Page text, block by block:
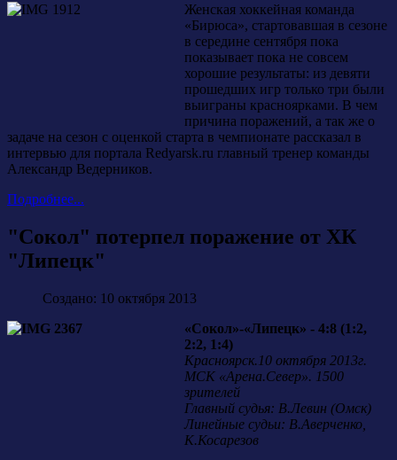
Женская хоккейная команда
«Бирюса», стартовавшая в сезоне
в середине сентября пока
показывает пока не совсем
хорошие результаты: из девяти
прошедших игр только три были
выиграны красноярками. В чем
причина поражений, а так же о
задаче на сезон с оценкой старта в чемпионате рассказал в
интервью для портала Redyarsk.ru главный тренер команды
Александр Ведерников.
Подробнее...
"Сокол" потерпел поражение от ХК
"Липецк"
Создано: 10 октября 2013
«Сокол»-«Липецк» - 4:8 (1:2,
2:2, 1:4)
Красноярск.10 октября 2013г.
МСК «Арена.Север». 1500
зрителей
Главный судья: В.Левин (Омск)
Линейные судьи: В.Аверченко,
К.Косарезов